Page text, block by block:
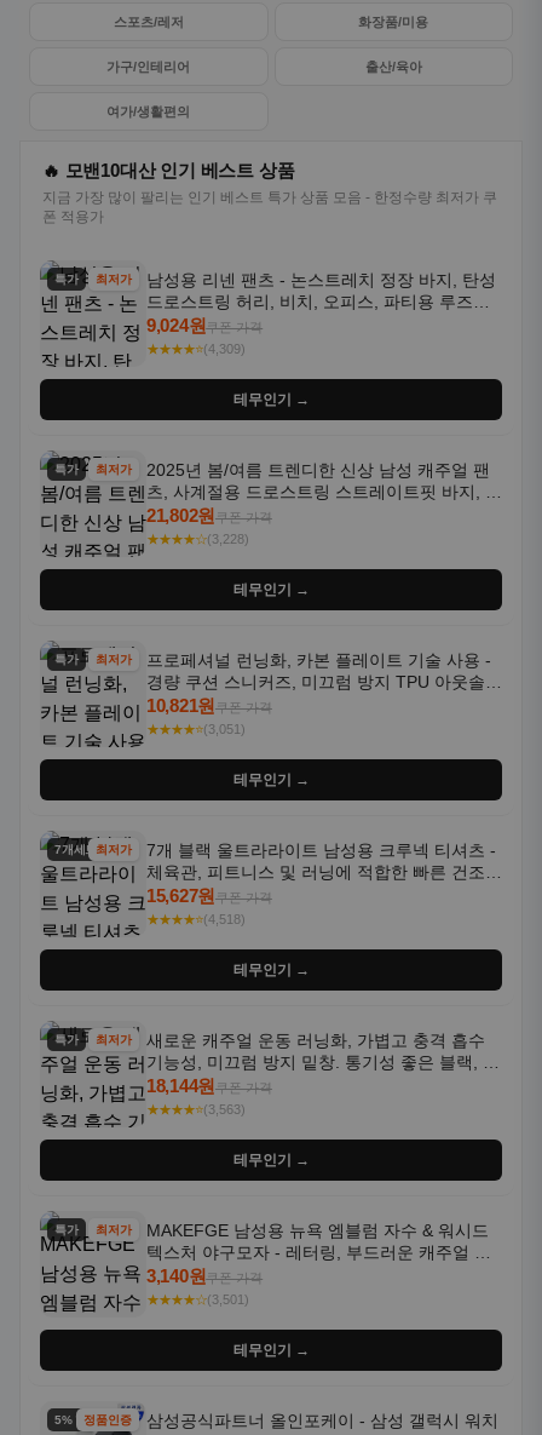
스포츠/레저 화장품/미용
가구/인테리어 출산/육아
여가/생활편의
🔥 모밴10대산 인기 베스트 상품
지금 가장 많이 팔리는 인기 베스트 특가 상품 모음 - 한정수량 최저가 쿠
폰 적용가
특가 최저가
남성용 리넨 팬츠 - 논스트레치 정장 바지, 탄성
드로스트링 허리, 비치, 오피스, 파티용 루즈핏
트라우저 - 세탁기 사용 가능한 캐주얼 정장 의
상
9,024원쿠폰 가격
★★★★⭐(4,309)
테무인기 →
특가 최저가
2025년 봄/여름 트렌디한 신상 남성 캐주얼 팬
츠, 사계절용 드로스트링 스트레이트핏 바지, 한
국 스타일, 활용도 높은 아웃도어 및 정장용, 발
목 바지
21,802원쿠폰 가격
★★★★☆(3,228)
테무인기 →
특가 최저가
프로페셔널 런닝화, 카본 플레이트 기술 사용 -
경량 쿠션 스니커즈, 미끄럼 방지 TPU 아웃솔,
통기성 화이트-퍼플 그라데이션, 헬스, 트레이
닝 - 남성용, 여성용, 모든 계절에 적합
10,821원쿠폰 가격
★★★★⭐(3,051)
테무인기 →
7개세트최저가
7개 블랙 울트라라이트 남성용 크루넥 티셔츠 -
체육관, 피트니스 및 러닝에 적합한 빠른 건조,
통기성 좋은 수분 흡수 반팔 운동복
15,627원쿠폰 가격
★★★★⭐(4,518)
테무인기 →
특가 최저가
새로운 캐주얼 운동 러닝화, 가볍고 충격 흡수
기능성, 미끄럼 방지 밑창. 통기성 좋은 블랙, 화
이트, 퍼플 그라데이션 색상
18,144원쿠폰 가격
★★★★⭐(3,563)
테무인기 →
특가 최저가
MAKEFGE 남성용 뉴욕 엠블럼 자수 & 워시드
텍스처 야구모자 - 레터링, 부드러운 캐주얼 모
자, NYC 스타일
3,140원쿠폰 가격
★★★★☆(3,501)
테무인기 →
5% 할인정품인증
삼성공식파트너 올인포케이 - 삼성 갤럭시 워치